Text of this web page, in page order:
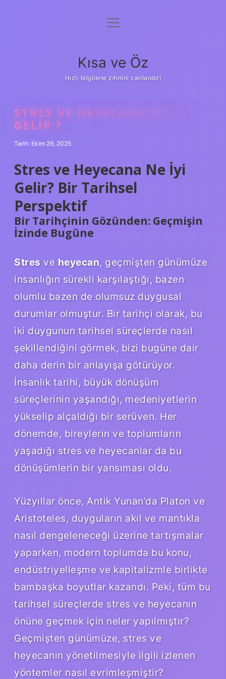
Anasayfa
Yasal Uyarı
menüyü
Kısa ve Öz
Hızlı bilgilerle zihnini canlandır!
STRES VE HEYECANA NE IYI
GELIR ?
Tarih: Ekim 29, 2025
Stres ve Heyecana Ne İyi
Gelir? Bir Tarihsel
Perspektif
Bir Tarihçinin Gözünden: Geçmişin
İzinde Bugüne
Stresve heyecan, geçmişten günümüze
insanlığın sürekli karşılaştığı, bazen
olumlu bazen de olumsuz duygusal
durumlar olmuştur. Bir tarihçi olarak, bu
iki duygunun tarihsel süreçlerde nasıl
şekillendiğini görmek, bizi bugüne dair
daha derin bir anlayışa götürüyor.
İnsanlık tarihi, büyük dönüşüm
süreçlerinin yaşandığı, medeniyetlerin
yükselip alçaldığı bir serüven. Her
dönemde, bireylerin ve toplumların
yaşadığı stres ve heyecanlar da bu
dönüşümlerin bir yansıması oldu.
Yüzyıllar önce, Antik Yunan’da Platon ve
Aristoteles, duyguların akıl ve mantıkla
nasıl dengeleneceği üzerine tartışmalar
yaparken, modern toplumda bu konu,
endüstriyelleşme ve kapitalizmle birlikte
bambaşka boyutlar kazandı. Peki, tüm bu
tarihsel süreçlerde stres ve heyecanın
önüne geçmek için neler yapılmıştır?
Geçmişten günümüze, stres ve
heyecanın yönetilmesiyle ilgili izlenen
yöntemler nasıl evrimleşmiştir?